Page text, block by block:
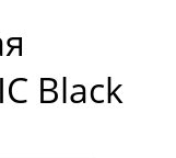
Black